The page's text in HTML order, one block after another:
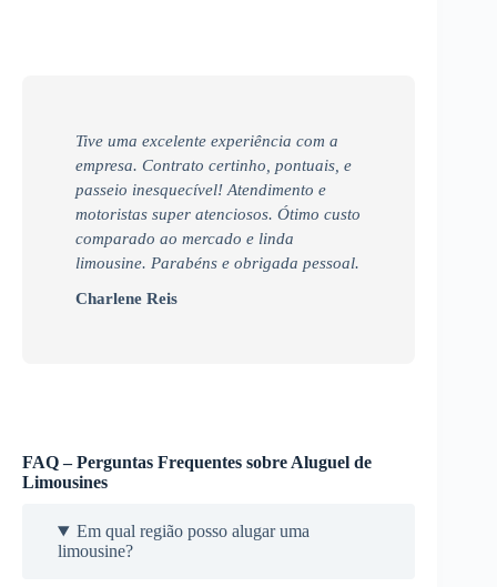
Tive uma excelente experiência com a
empresa. Contrato certinho, pontuais, e
passeio inesquecível! Atendimento e
motoristas super atenciosos. Ótimo custo
comparado ao mercado e linda
limousine. Parabéns e obrigada pessoal.
Charlene Reis
FAQ – Perguntas Frequentes sobre Aluguel de
Limousines
Em qual região posso alugar uma
limousine?